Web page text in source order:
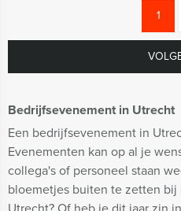
Bedrijfsevenement in Utrecht
Een bedrijfsevenement in
Evenementen kan op al je
collega's of personeel staan
bloemetjes buiten te zetten
1